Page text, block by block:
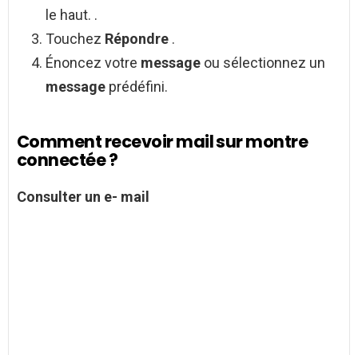
le haut. .
Touchez Répondre .
Énoncez votre message ou sélectionnez un
message prédéfini.
Comment recevoir mail sur montre
connectée ?
Consulter un e- mail